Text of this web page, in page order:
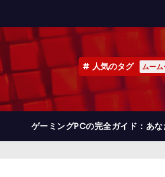
人気のタグ ムー
ゲーミングPCの完全ガイド：あ